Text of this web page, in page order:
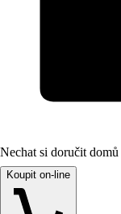
Nechat si doručit domů
Koupit on-line